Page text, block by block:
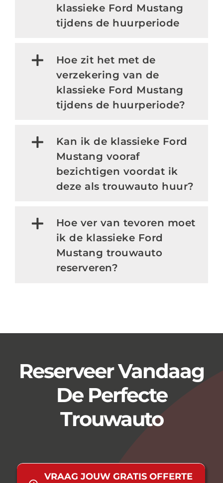
klassieke Ford Mustang
tijdens de huurperiode
Hoe zit het met de
verzekering van de
klassieke Ford Mustang
tijdens de huurperiode?
Kan ik de klassieke Ford
Mustang vooraf
bezichtigen voordat ik
deze als trouwauto huur?
Hoe ver van tevoren moet
ik de klassieke Ford
Mustang trouwauto
reserveren?
Reserveer Vandaag
De Perfecte
Trouwauto
VRAAG JOUW GRATIS OFFERTE